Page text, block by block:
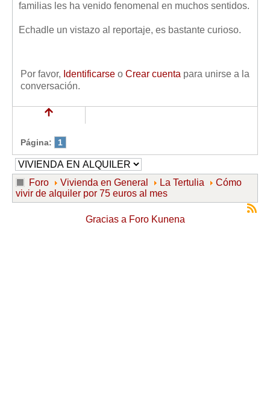
familias les ha venido fenomenal en muchos sentidos.
Echadle un vistazo al reportaje, es bastante curioso.
Por favor, Identificarse o Crear cuenta para unirse a la
conversación.
Página: 1
Foro Vivienda en General La Tertulia
Cómo
vivir de alquiler por 75 euros al mes
Gracias a Foro Kunena